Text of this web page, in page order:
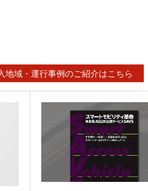
地域・運行事例のご紹介はこちら